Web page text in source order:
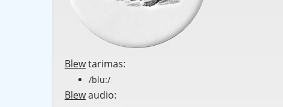
Blewtarimas:
/blu:/
Blewaudio: